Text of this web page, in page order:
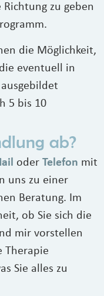
zu geben
die Möglichkeit,
eventuell in
5 bis 10
ab?
oder Telefon mit
uns zu einer
Beratung. Im
ob Sie sich die
mir vorstellen
Therapie
Sie alles zu